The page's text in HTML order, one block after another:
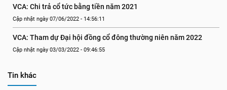
VCA: Chi trả cổ tức bằng tiền năm 2021
Cập nhật ngày 07/06/2022 - 14:56:11
VCA: Tham dự Đại hội đồng cổ đông thường niên năm 2022
Cập nhật ngày 03/03/2022 - 09:46:55
Tin khác